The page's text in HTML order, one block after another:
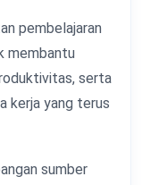
pembelajaran
membantu
serta
kerja yang terus
sumber